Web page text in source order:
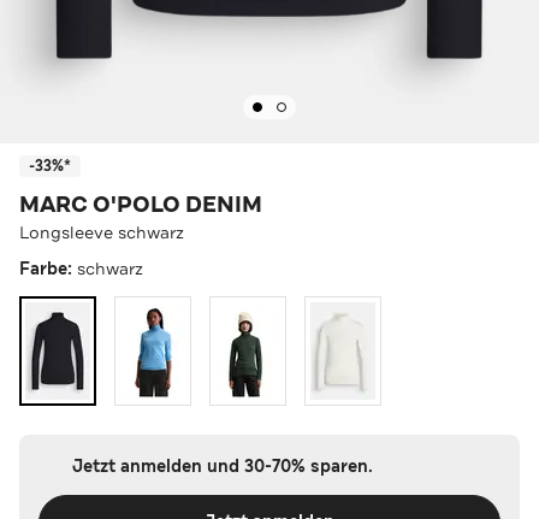
-33%*
MARC O'POLO DENIM
Longsleeve schwarz
Farbe: schwarz
Jetzt anmelden und 30-70% sparen.